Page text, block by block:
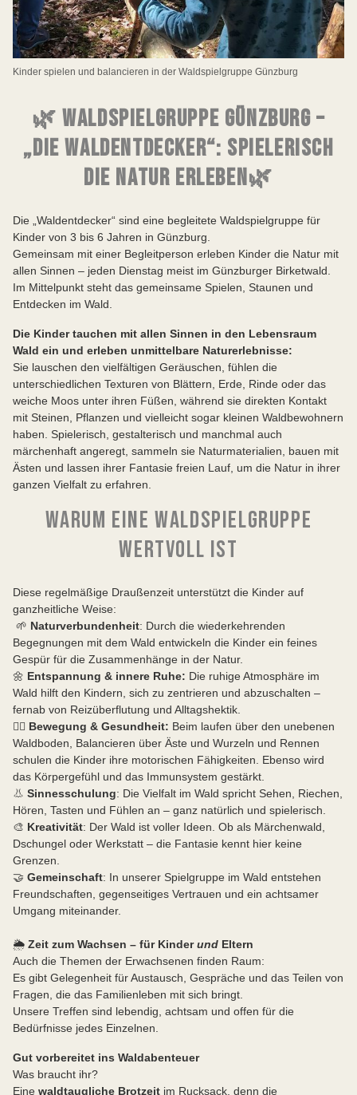
Kinder spielen und balancieren in der Waldspielgruppe Günzburg
🌿 WALDSPIELGRUPPE GÜNZBURG –
„DIE WALDENTDECKER“: SPIELERISCH
DIE NATUR ERLEBEN🌿
Die „Waldentdecker“ sind eine begleitete Waldspielgruppe für
Kinder von 3 bis 6 Jahren in Günzburg.
Gemeinsam mit einer Begleitperson erleben Kinder die Natur mit
allen Sinnen – jeden Dienstag meist im Günzburger Birketwald.
Im Mittelpunkt steht das gemeinsame Spielen, Staunen und
Entdecken im Wald.
Die Kinder tauchen mit allen Sinnen in den Lebensraum
Wald ein und erleben unmittelbare Naturerlebnisse:
Sie lauschen den vielfältigen Geräuschen, fühlen die
unterschiedlichen Texturen von Blättern, Erde, Rinde oder das
weiche Moos unter ihren Füßen, während sie direkten Kontakt
mit Steinen, Pflanzen und vielleicht sogar kleinen Waldbewohnern
haben. Spielerisch, gestalterisch und manchmal auch
märchenhaft angeregt, sammeln sie Naturmaterialien, bauen mit
Ästen und lassen ihrer Fantasie freien Lauf, um die Natur in ihrer
ganzen Vielfalt zu erfahren.
WARUM EINE WALDSPIELGRUPPE
WERTVOLL IST
Diese regelmäßige Draußenzeit unterstützt die Kinder auf
ganzheitliche Weise:
🌱 Naturverbundenheit: Durch die wiederkehrenden
Begegnungen mit dem Wald entwickeln die Kinder ein feines
Gespür für die Zusammenhänge in der Natur.
🌼 Entspannung & innere Ruhe: Die ruhige Atmosphäre im
Wald hilft den Kindern, sich zu zentrieren und abzuschalten –
fernab von Reizüberflutung und Alltagshektik.
🏃‍♀️ Bewegung & Gesundheit: Beim laufen über den unebenen
Waldboden, Balancieren über Äste und Wurzeln und Rennen
schulen die Kinder ihre motorischen Fähigkeiten. Ebenso wird
das Körpergefühl und das Immunsystem gestärkt.
👃 Sinnesschulung: Die Vielfalt im Wald spricht Sehen, Riechen,
Hören, Tasten und Fühlen an – ganz natürlich und spielerisch.
🎨 Kreativität: Der Wald ist voller Ideen. Ob als Märchenwald,
Dschungel oder Werkstatt – die Fantasie kennt hier keine
Grenzen.
🤝 Gemeinschaft: In unserer Spielgruppe im Wald entstehen
Freundschaften, gegenseitiges Vertrauen und ein achtsamer
Umgang miteinander.
🌦 Zeit zum Wachsen – für Kinderund Eltern
Auch die Themen der Erwachsenen finden Raum:
Es gibt Gelegenheit für Austausch, Gespräche und das Teilen von
Fragen, die das Familienleben mit sich bringt.
Unsere Treffen sind lebendig, achtsam und offen für die
Bedürfnisse jedes Einzelnen.
Gut vorbereitet ins Waldabenteuer
Was braucht ihr?
Eine waldtaugliche Brotzeit im Rucksack, denn die